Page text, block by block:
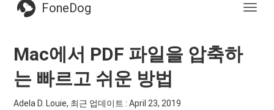
전
FoneDog
Mac에서 PDF 파일을 압축하
는 빠르고 쉬운 방법
Adela D. Louie, 최근 업데이트 :April 23, 2019